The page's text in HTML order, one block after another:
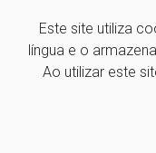
Este site utiliza
língua e o
Ao utilizar este